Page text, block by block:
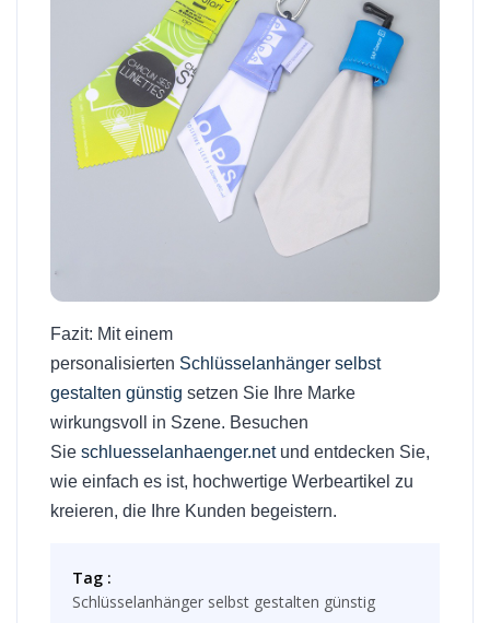
Fazit: Mit einem
personalisierten Schlüsselanhänger selbst
gestalten günstig setzen Sie Ihre Marke
wirkungsvoll in Szene. Besuchen
Sie schluesselanhaenger.netund entdecken Sie,
wie einfach es ist, hochwertige Werbeartikel zu
kreieren, die Ihre Kunden begeistern.
Tag :
Schlüsselanhänger selbst gestalten günstig